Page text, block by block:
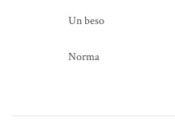
Un beso
Norma